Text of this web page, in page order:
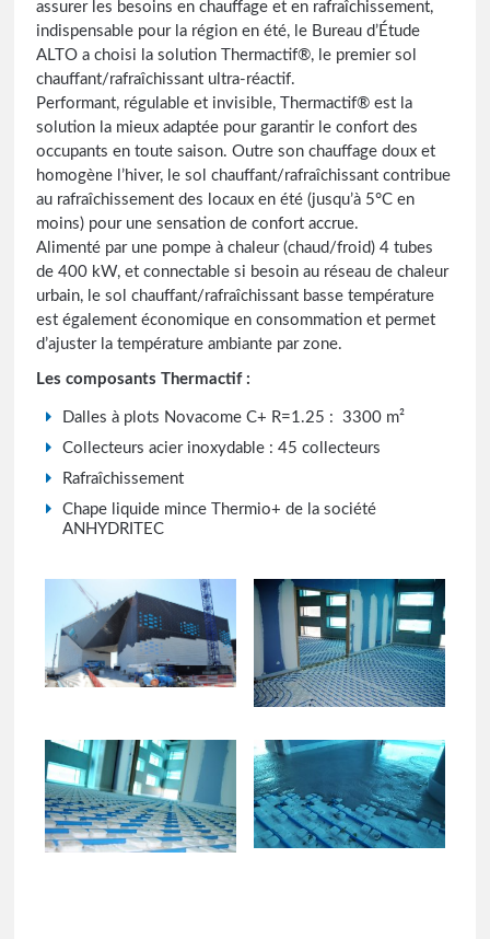
assurer les besoins en chauffage et en rafraîchissement,
indispensable pour la région en été, le Bureau d’Étude
ALTO a choisi la solution Thermactif®, le premier sol
chauffant/rafraîchissant ultra-réactif.
Performant, régulable et invisible, Thermactif® est la
solution la mieux adaptée pour garantir le confort des
occupants en toute saison. Outre son chauffage doux et
homogène l’hiver, le sol chauffant/rafraîchissant contribue
au rafraîchissement des locaux en été (jusqu’à 5°C en
moins) pour une sensation de confort accrue.
Alimenté par une pompe à chaleur (chaud/froid) 4 tubes
de 400 kW, et connectable si besoin au réseau de chaleur
urbain, le sol chauffant/rafraîchissant basse température
est également économique en consommation et permet
d’ajuster la température ambiante par zone.
Les composants Thermactif :
Dalles à plots Novacome C+ R=1.25 : 3300 m²
Collecteurs acier inoxydable : 45 collecteurs
Rafraîchissement
Chape liquide mince Thermio+ de la société
ANHYDRITEC